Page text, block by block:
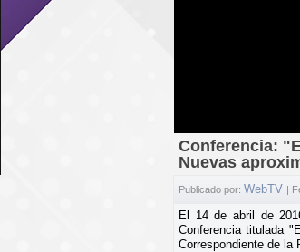
Conferencia:
Nuevas
Publicado por: WebTV |
El 14 de abril de
Conferencia titulada
Correspondiente de la